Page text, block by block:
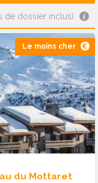
de dossier inclus)
Le moins cher
du Mottaret